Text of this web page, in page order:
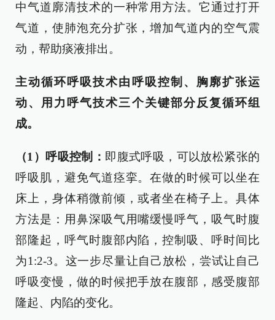
中气道廓清技术的一种常用方法。它通过打开
气道，使肺泡充分扩张，增加气道内的空气震
动，帮助痰液排出。
主动循环呼吸技术由呼吸控制、胸廓扩张运
动、用力呼气技术三个关键部分反复循环组
成。
（1）呼吸控制： 即腹式呼吸，可以放松紧张的
呼吸肌，避免气道痉挛。在做的时候可以坐在
床上，身体稍微前倾，或者坐在椅子上。具体
方法是：用鼻深吸气用嘴缓慢呼气，吸气时腹
部隆起，呼气时腹部内陷，控制吸、呼时间比
为1:2-3。这一步尽量让自己放松，尝试让自己
呼吸变慢，做的时候把手放在腹部，感受腹部
隆起、内陷的变化。